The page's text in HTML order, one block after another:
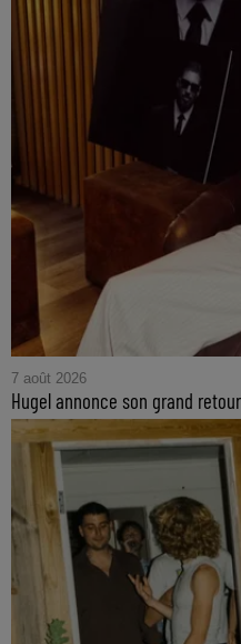
7 août 2026
Hugel annonce son grand